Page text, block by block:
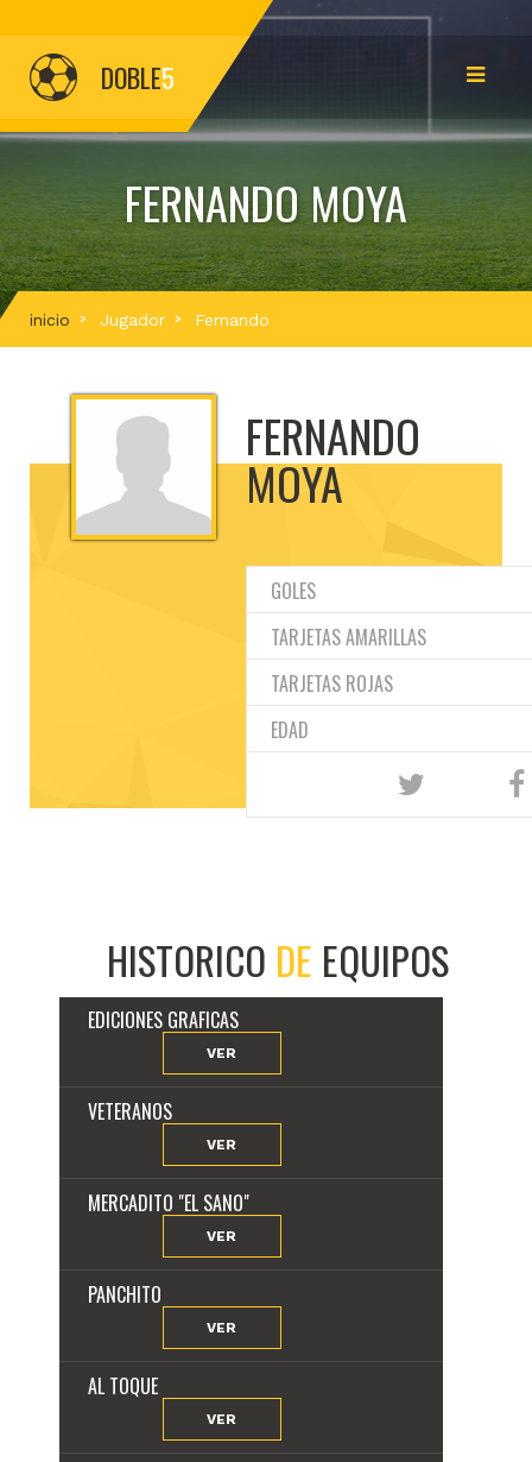
DOBLE5
FERNANDO MOYA
inicio Jugador Fernando
FERNANDO
MOYA
GOLES
TARJETAS AMARILLAS
TARJETAS ROJAS
EDAD
HISTORICO DE EQUIPOS
EDICIONES GRAFICAS
VER
VETERANOS
VER
MERCADITO "EL SANO"
VER
PANCHITO
VER
AL TOQUE
VER